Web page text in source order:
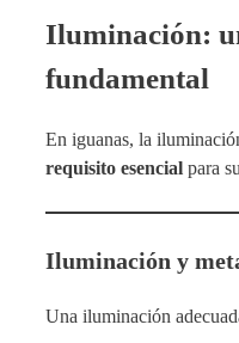
Iluminación:
fundamental
En iguanas, la
requisito esencial para
Iluminación y
Una iluminación